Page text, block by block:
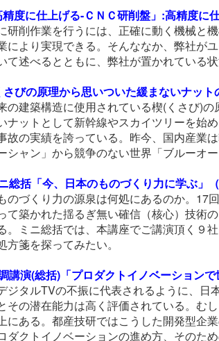
度に仕上げる-ＣＮＣ研削盤」:高精度に
研削作業を行うには、正確に動く機械と
により実現できる。そんななか、弊社が
て述べるとともに、弊社が置かれている
さびの原理から思いついた緩まないナッ
の建築構造に使用されている楔(くさび)
ナットとして新幹線やスカイツリーを始
故の実績を誇っている。昨今、国内産業
シャン」から競争のない世界「ブルーオ
総括「今、日本のものづくり力に学ぶ」（
のづくり力の源泉は何処にあるのか。17
て築かれた揺るぎ無い確信（核心）技術
。ミニ総括では、本講座でご講演頂く９
方箋を探ってみたい。
講演(総括)「プロダクトイノベーション
ジタルTVの不振に代表されるように、
その潜在能力は高く評価されている。む
にある。都産技研ではこうした開発型企
ダクトイノベーションの進め方、そのた